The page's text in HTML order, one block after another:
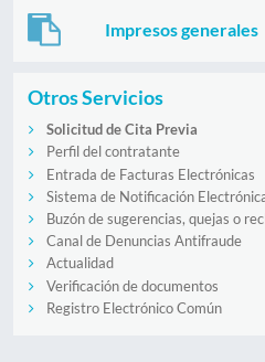
Impresos generales
Otros Servicios
Solicitud de Cita Previa
Perfil del contratante
Entrada de Facturas Electrónicas
Sistema de Notificación
Buzón de sugerencias, quejas o
Canal de Denuncias Antifraude
Actualidad
Verificación de documentos
Registro Electrónico Común